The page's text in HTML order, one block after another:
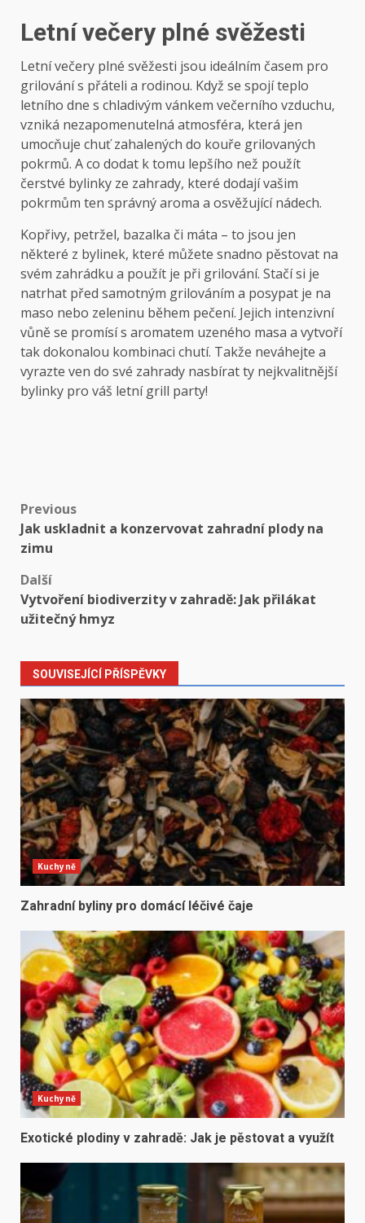
Letní večery plné svěžesti
Letní večery plné svěžesti jsou ideálním časem pro
grilování s přáteli a rodinou. Když se spojí teplo
letního dne s chladivým vánkem večerního vzduchu,
vzniká nezapomenutelná atmosféra, která jen
umocňuje chuť zahalených do kouře grilovaných
pokrmů. A co dodat k tomu lepšího než použít
čerstvé bylinky ze zahrady, které dodají vašim
pokrmům ten správný aroma a osvěžující nádech.
Kopřivy, petržel, bazalka či máta – to jsou jen
některé z bylinek, které můžete snadno pěstovat na
svém zahrádku a použít je při grilování. Stačí si je
natrhat před samotným grilováním a posypat je na
maso nebo zeleninu během pečení. Jejich intenzivní
vůně se promísí s aromatem uzeného masa a vytvoří
tak dokonalou kombinaci chutí. Takže neváhejte a
vyrazte ven do své zahrady nasbírat ty nejkvalitnější
bylinky pro váš letní grill party!
Post
navigation
Previous
Jak uskladnit a konzervovat zahradní plody na
zimu
Další
Vytvoření biodiverzity v zahradě: Jak přilákat
užitečný hmyz
SOUVISEJÍCÍ PŘÍSPĚVKY
Kuchyně
Zahradní byliny pro domácí léčivé čaje
Kuchyně
Exotické plodiny v zahradě: Jak je pěstovat a využít